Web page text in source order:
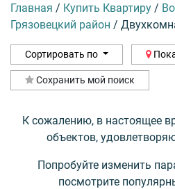
Главная / Купить Квартиру /
Грязовецкий район /
Сортировать по
Сохранить мой поиск
К сожалению, в настоящее
объектов,
Попробуйте изменить
посмотрите